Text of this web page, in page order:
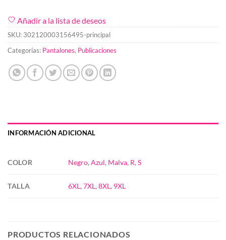
Añadir a la lista de deseos
SKU: 302120003156495-principal
Categorías: Pantalones, Publicaciones
INFORMACIÓN ADICIONAL
COLOR Negro,Azul, Malva, R,S
TALLA 6XL,7XL,8XL, 9XL
PRODUCTOS RELACIONADOS